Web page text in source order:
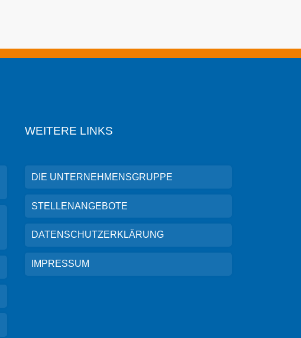
WEITERE LINKS
DIE UNTERNEHMENSGRUPPE
STELLENANGEBOTE
DATENSCHUTZERKLÄRUNG
IMPRESSUM